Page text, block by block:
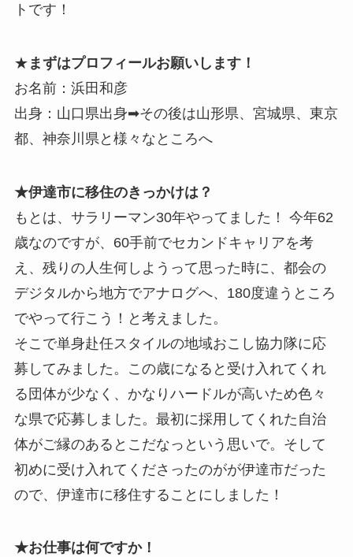
トです！
★ まずはプロフィールお願いします！
お名前：浜田和彦
出身：山口県出身➡その後は山形県、宮城県、東京
都、神奈川県と様々なところへ
★伊達市に移住のきっかけは？
もとは、サラリーマン30年やってました！ 今年62
歳なのですが、60手前でセカンドキャリアを考
え、残りの人生何しようって思った時に、都会の
デジタルから地方でアナログへ、180度違うところ
でやって行こう！と考えました。
そこで単身赴任スタイルの地域おこし協力隊に応
募してみました。この歳になると受け入れてくれ
る団体が少なく、かなりハードルが高いため色々
な県で応募しました。最初に採用してくれた自治
体がご縁のあるとこだなっという思いで。そして
初めに受け入れてくださったのがが伊達市だった
ので、伊達市に移住することにしました！
★お仕事は何ですか！